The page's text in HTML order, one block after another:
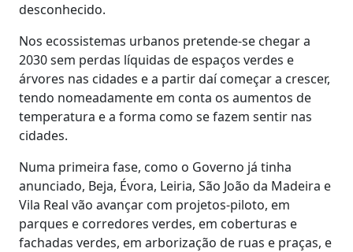
desconhecido.
Nos ecossistemas urbanos pretende-se chegar a
2030 sem perdas líquidas de espaços verdes e
árvores nas cidades e a partir daí começar a crescer,
tendo nomeadamente em conta os aumentos de
temperatura e a forma como se fazem sentir nas
cidades.
Numa primeira fase, como o Governo já tinha
anunciado, Beja, Évora, Leiria, São João da Madeira e
Vila Real vão avançar com projetos-piloto, em
parques e corredores verdes, em coberturas e
fachadas verdes, em arborização de ruas e praças, e